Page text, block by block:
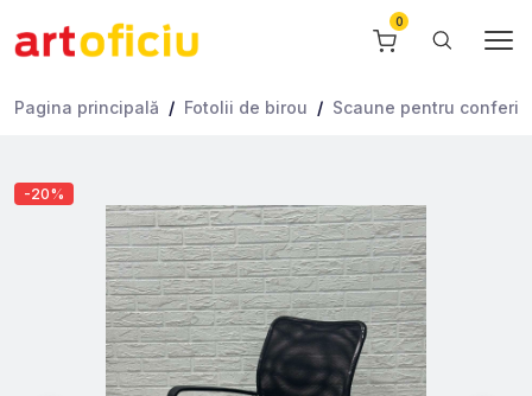
Pagina principală Fotolii de birou Scaune pentru
-20%